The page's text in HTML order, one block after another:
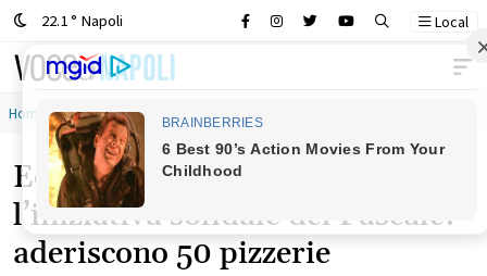
22.1 ° Napoli Local
Main Navigation
Home »enzo coccia
Ecco la ‘Pizza Pascalina’,
l’iniziativa solidale del Pascale:
aderiscono 50 pizzerie